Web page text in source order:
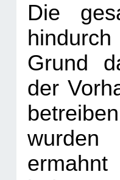
Die
Grund
der